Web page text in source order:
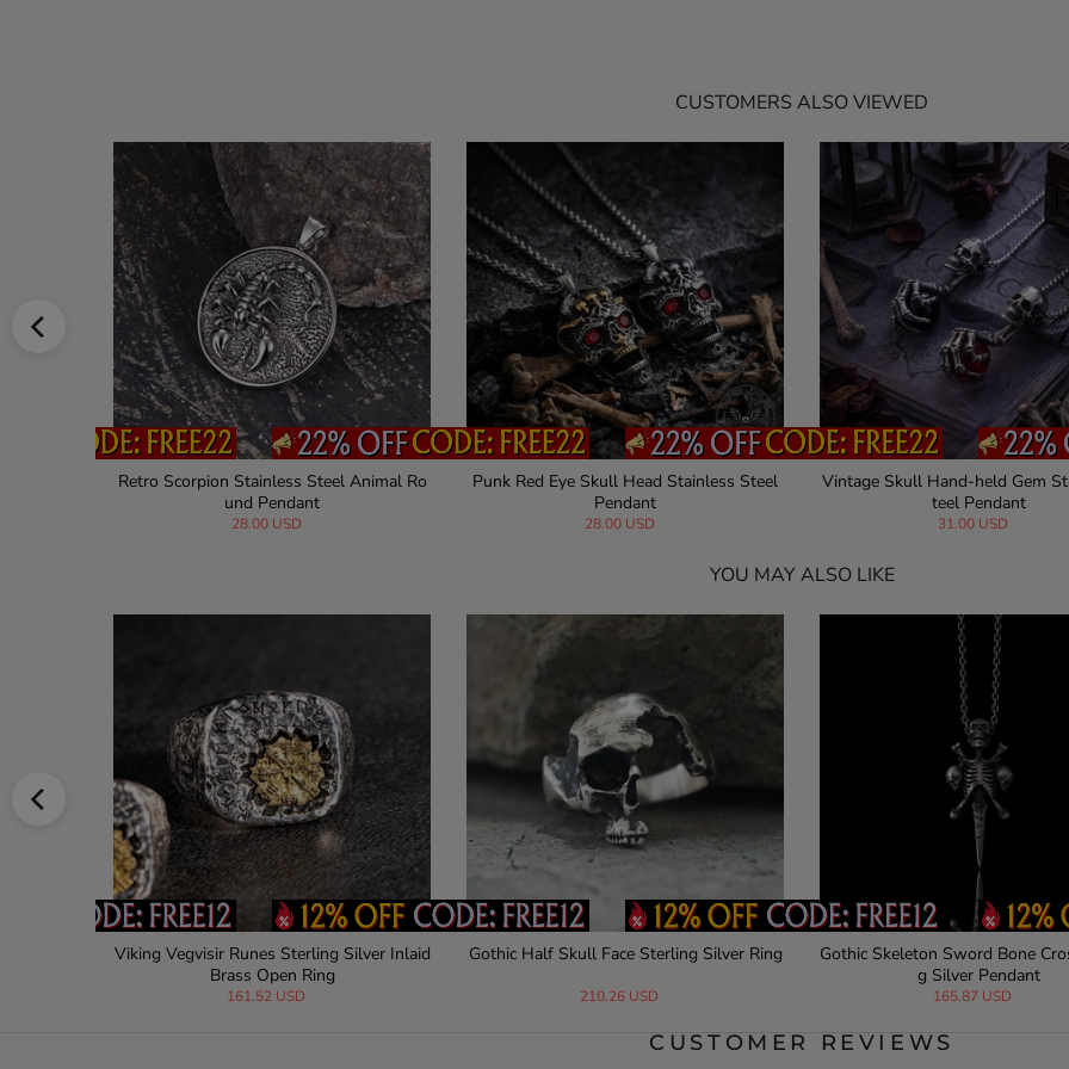
CUSTOMERS ALSO VIEWED
Punk Snake Stainless Steel Choker Clavicl
e Necklace
22.00 USD
Forest Fairy Sterling silver Copper Ring
820.55 USD
Openable Coffin Stainless Steel
dant
34.00 USD
YOU MAY ALSO LIKE
Demon Skull Sterling Silver Sword Weap
on Pendant
167.43 USD
Rock Symbol Sterling Silver Skull Ring
161.52 USD
Wild Wolf 316L Stainless
g
24.55 USD
CUSTOMER REVIEWS